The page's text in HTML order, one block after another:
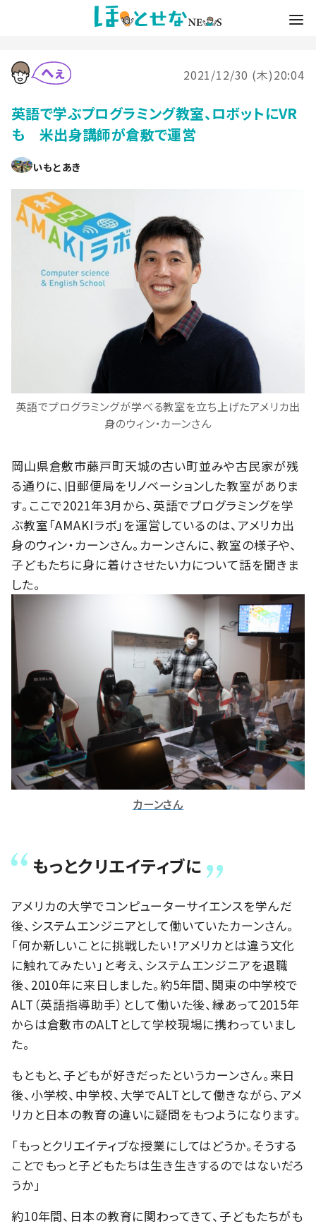
2021/12/30 (木)20:04
英語で学ぶプログラミング教室、ロボットにVR
も 米出身講師が倉敷で運営
いもとあき
英語でプログラミングが学べる教室を立ち上げたアメリカ出
身のウィン・カーンさん
岡山県倉敷市藤戸町天城の古い町並みや古民家が残
る通りに、旧郵便局をリノベーションした教室がありま
す。ここで2021年3月から、英語でプログラミングを学
ぶ教室「AMAKIラボ」を運営しているのは、アメリカ出
身のウィン・カーンさん。カーンさんに、教室の様子や、
子どもたちに身に着けさせたい力について話を聞きま
した。
カーンさん
もっとクリエイティブに
アメリカの大学でコンピューターサイエンスを学んだ
後、システムエンジニアとして働いていたカーンさん。
「何か新しいことに挑戦したい！アメリカとは違う文化
に触れてみたい」と考え、システムエンジニアを退職
後、2010年に来日しました。約5年間、関東の中学校で
ALT（英語指導助手）として働いた後、縁あって2015年
からは倉敷市のALTとして学校現場に携わっていまし
た。
もともと、子どもが好きだったというカーンさん。来日
後、小学校、中学校、大学でALTとして働きながら、アメ
リカと日本の教育の違いに疑問をもつようになります。
「もっとクリエイティブな授業にしてはどうか。そうする
ことでもっと子どもたちは生き生きするのではないだろ
うか」
約10年間、日本の教育に関わってきて、子どもたちがも